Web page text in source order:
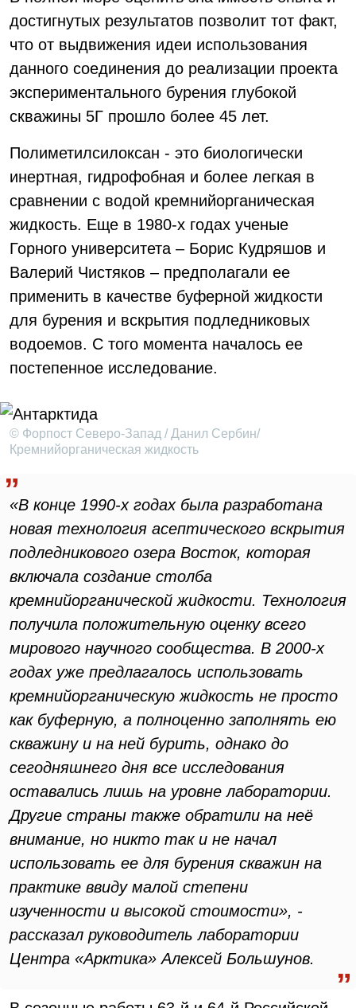
достигнутых результатов позволит тот факт,
что от выдвижения идеи использования
данного соединения до реализации проекта
экспериментального бурения глубокой
скважины 5Г прошло более 45 лет.
Полиметилсилоксан - это биологически
инертная, гидрофобная и более легкая в
сравнении с водой кремнийорганическая
жидкость. Еще в 1980-х годах ученые
Горного университета – Борис Кудряшов и
Валерий Чистяков – предполагали ее
применить в качестве буферной жидкости
для бурения и вскрытия подледниковых
водоемов. С того момента началось ее
постепенное исследование.
© Форпост Северо-Запад / Данил Сербин/
Кремнийорганическая жидкость
«В конце 1990-х годах была разработана
новая технология асептического вскрытия
подледникового озера Восток, которая
включала создание столба
кремнийорганической жидкости. Технология
получила положительную оценку всего
мирового научного сообщества. В 2000-х
годах уже предлагалось использовать
кремнийорганическую жидкость не просто
как буферную, а полноценно заполнять ею
скважину и на ней бурить, однако до
сегодняшнего дня все исследования
оставались лишь на уровне лаборатории.
Другие страны также обратили на неё
внимание, но никто так и не начал
использовать ее для бурения скважин на
практике ввиду малой степени
изученности и высокой стоимости», -
рассказал руководитель лаборатории
Центра «Арктика» Алексей Большунов.